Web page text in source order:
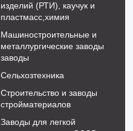
изделий (РТИ), каучук и
пластмасс,химия
Машиностроительные и
металлургические заводы
заводы
Сельхозтехника
Строительство и заводы
стройматериалов
Заводы для легкой